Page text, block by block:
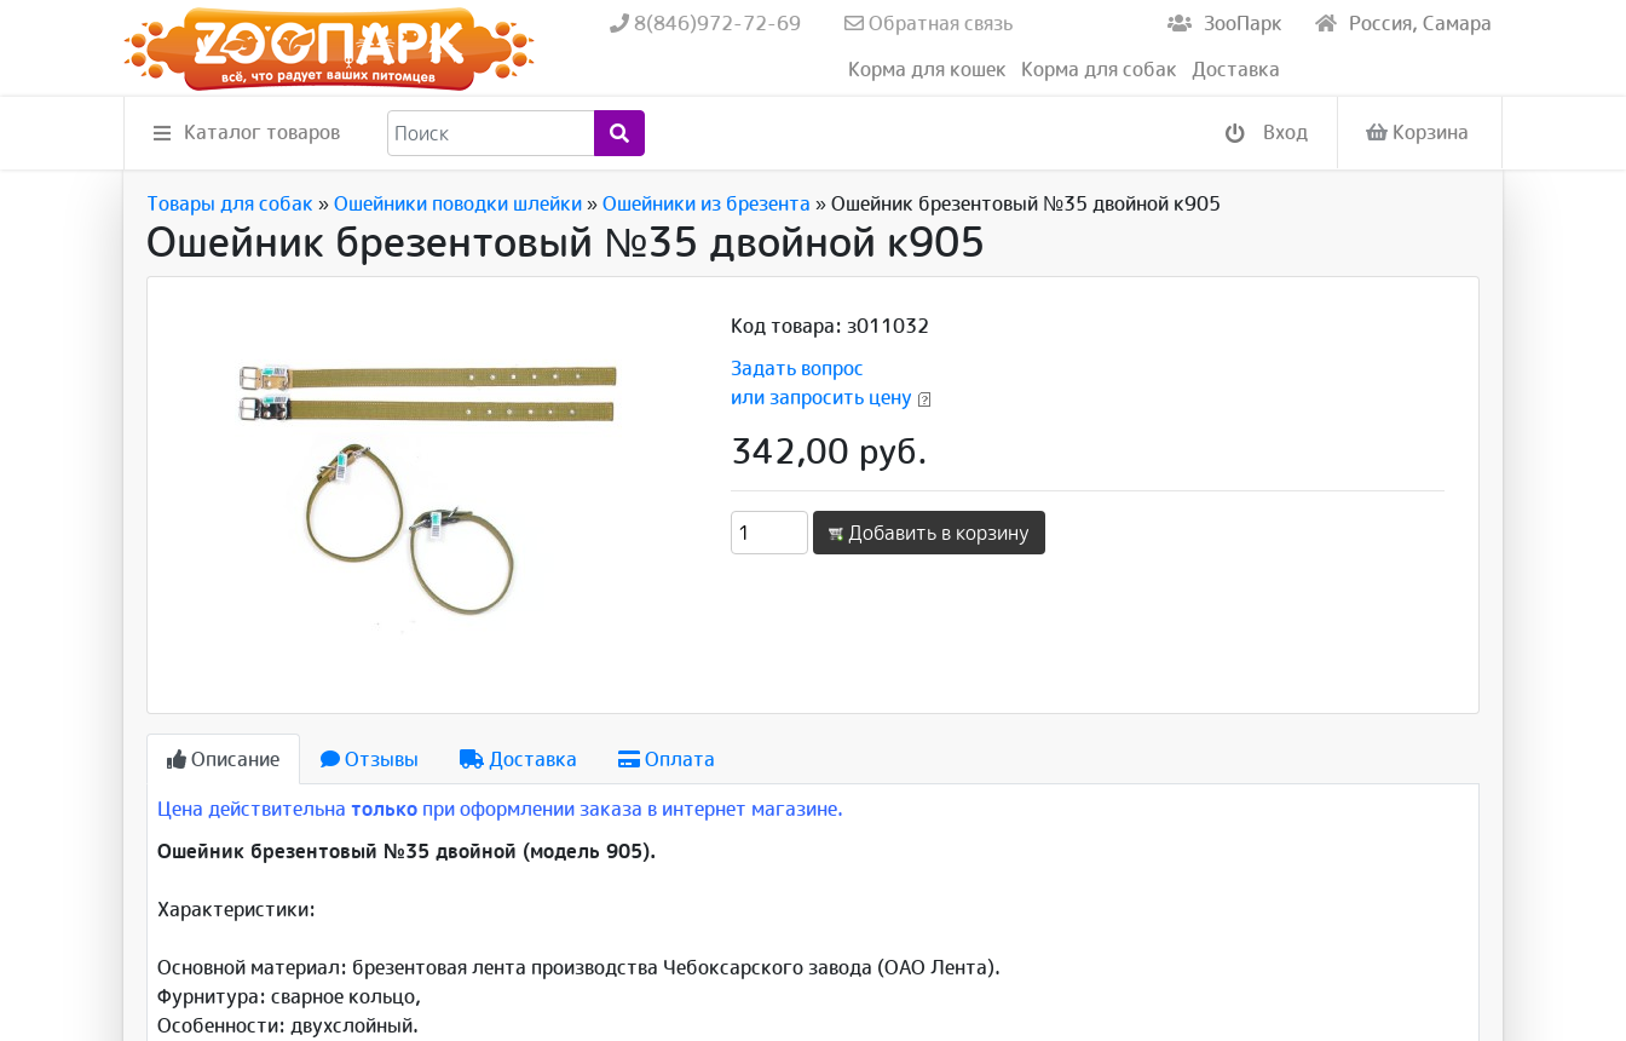
ЗооПарк Россия, Самара
8(846)972-72-69
Обратная связь
Корма для кошек
Корма для собак Доставка
Каталог товаров Корзина
Вход
Товары для собак »Ошейники поводки шлейки»Ошейники из брезента »Ошейник брезентовый №35 двойной к905
Ошейник брезентовый №35 двойной к905
Код товара: з011032
Задать вопрос
или запросить цену
342,00 руб.
Добавить в корзину
Описание Отзывы Доставка
Оплата
Цена действительнатолько при оформлении заказа в интернет магазине.
Ошейник брезентовый №35 двойной (модель 905).
Характеристики:
Основной материал: брезентовая лента производства Чебоксарского завода (ОАО Лента).
Фурнитура: сварное кольцо,
Особенности: двухслойный.